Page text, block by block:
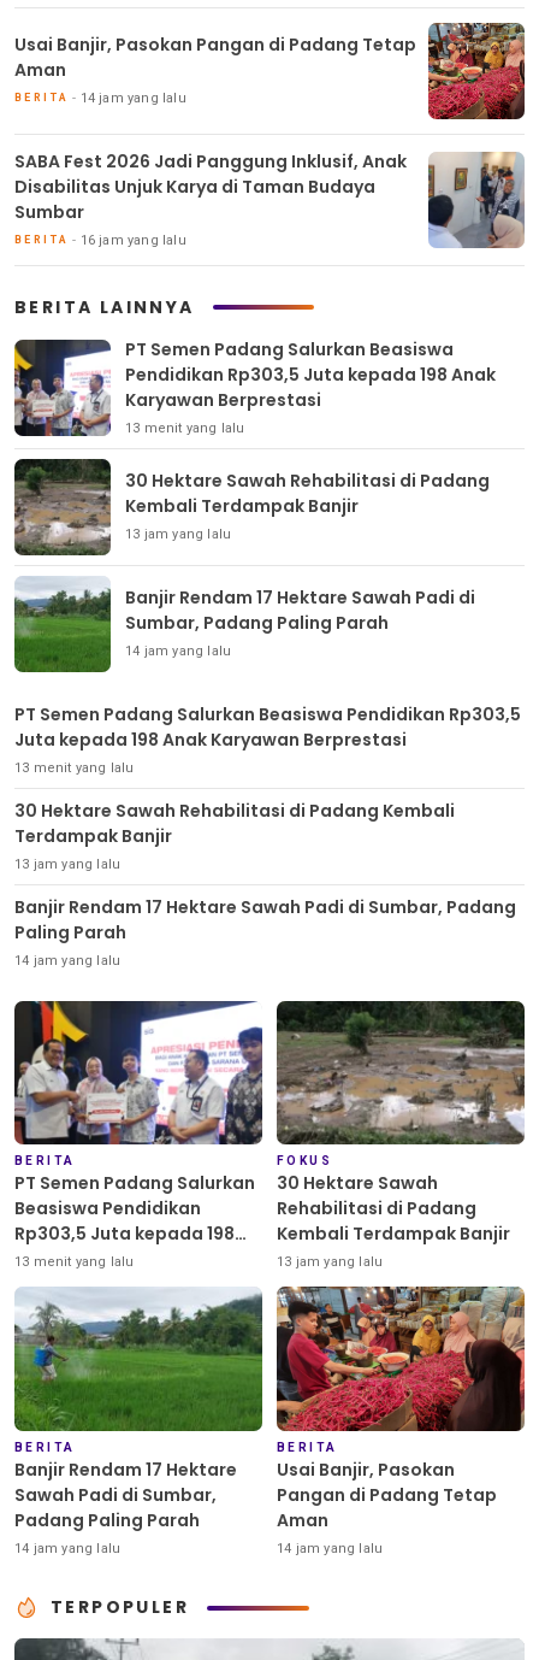
Usai Banjir, Pasokan Pangan di Padang Tetap
Aman
BERITA 14 jam yang lalu
SABA Fest 2026 Jadi Panggung Inklusif, Anak
Disabilitas Unjuk Karya di Taman Budaya
Sumbar
BERITA 16 jam yang lalu
BERITA LAINNYA
PT Semen Padang Salurkan Beasiswa
Pendidikan Rp303,5 Juta kepada 198 Anak
Karyawan Berprestasi
13 menit yang lalu
30 Hektare Sawah Rehabilitasi di Padang
Kembali Terdampak Banjir
13 jam yang lalu
Banjir Rendam 17 Hektare Sawah Padi di
Sumbar, Padang Paling Parah
14 jam yang lalu
PT Semen Padang Salurkan Beasiswa Pendidikan Rp303,5
Juta kepada 198 Anak Karyawan Berprestasi
13 menit yang lalu
30 Hektare Sawah Rehabilitasi di Padang Kembali
Terdampak Banjir
13 jam yang lalu
Banjir Rendam 17 Hektare Sawah Padi di Sumbar, Padang
Paling Parah
14 jam yang lalu
BERITA
PT Semen Padang Salurkan
Beasiswa Pendidikan
Rp303,5 Juta kepada 198
Anak Karyawan Berprestasi
13 menit yang lalu
FOKUS
30 Hektare Sawah
Rehabilitasi di Padang
Kembali Terdampak Banjir
13 jam yang lalu
BERITA
Banjir Rendam 17 Hektare
Sawah Padi di Sumbar,
Padang Paling Parah
14 jam yang lalu
BERITA
Usai Banjir, Pasokan
Pangan di Padang Tetap
Aman
14 jam yang lalu
TERPOPULER